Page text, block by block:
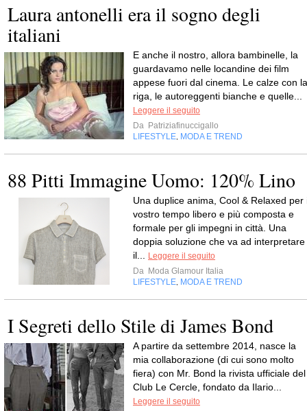
Laura antonelli era il sogno degli
italiani
E anche il nostro, allora bambinelle, la
guardavamo nelle locandine dei film
appese fuori dal cinema. Le calze con la
riga, le autoreggenti bianche e quelle...
Leggere il seguito
Da Patriziafinuccigallo
LIFESTYLE, MODA E TREND
88 Pitti Immagine Uomo: 120% Lino
Una duplice anima, Cool & Relaxed per
vostro tempo libero e più composta e
formale per gli impegni in città. Una
doppia soluzione che va ad interpretare
il... Leggere il seguito
Da Moda Glamour Italia
LIFESTYLE, MODA E TREND
I Segreti dello Stile di James Bond
A partire da settembre 2014, nasce la
mia collaborazione (di cui sono molto
fiera) con Mr. Bond la rivista ufficiale del
Club Le Cercle, fondato da Ilario...
Leggere il seguito